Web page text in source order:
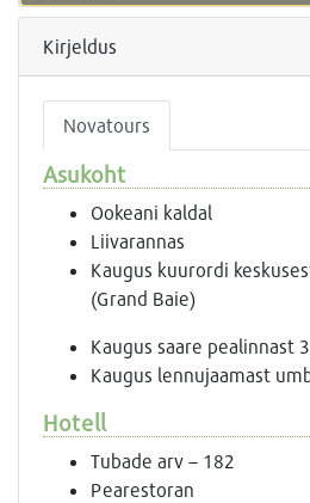
Kirjeldus
Novatours
Asukoht
Ookeani kaldal
Liivarannas
Kaugus kuurordi
(Grand Baie)
Kaugus saare pealinnast
Kaugus lennujaamast
Hotell
Tubade arv – 182
Pearestoran